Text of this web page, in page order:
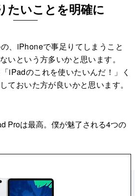
たいことを明確に
、iPhoneで事足りてしまうこと
いという方多いかと思います。
iPadのこれを使いたいんだ！」く
ておいた方が良いかと思います。
Proは最高。僕が魅了される4つの